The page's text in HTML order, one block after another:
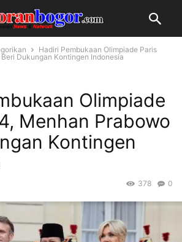
Hadiri Pembukaan Olimpiade Paris
Dukungan Kontingen Indonesia
Olimpiade
Menhan Prabowo
Kontingen
0
378